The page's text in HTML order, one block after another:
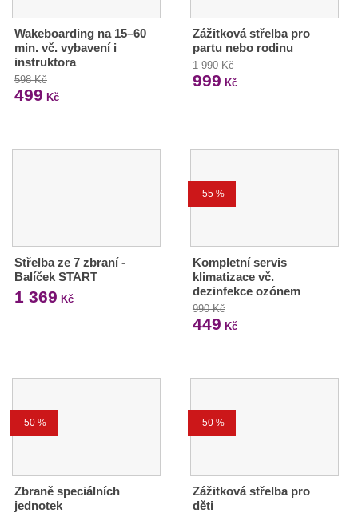
Wakeboarding na 15–60
min. vč. vybavení i
instruktora
598 Kč
499 Kč
Zážitková střelba pro
partu nebo rodinu
1 990 Kč
999 Kč
Střelba ze 7 zbraní -
Balíček START
1 369 Kč
-55 %
Kompletní servis
klimatizace vč.
dezinfekce ozónem
990 Kč
449 Kč
-50 %
Zbraně speciálních
jednotek
-50 %
Zážitková střelba pro
děti